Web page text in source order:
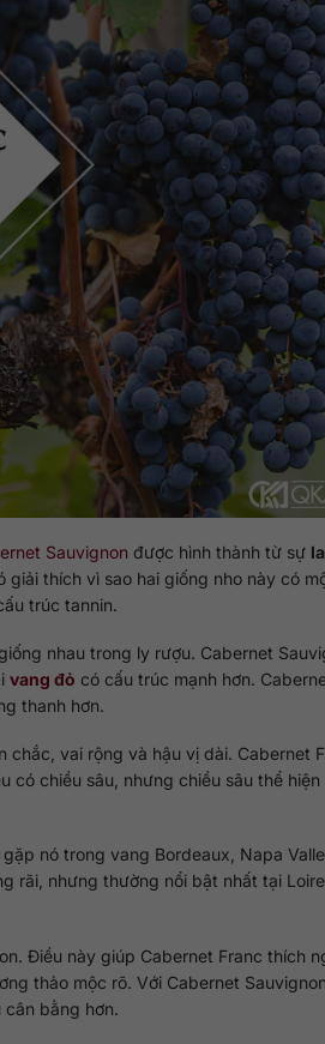
Sauvignon được hình thành từ sự
thích vì sao hai giống nho này có
trúc tannin.
nhau trong ly rượu. Cabernet
vang đỏ có cấu trúc mạnh hơn.
thanh hơn.
vai rộng và hậu vị dài. Cabernet
có chiều sâu, nhưng chiều sâu thể hiện
nó trong vang Bordeaux, Napa
rãi, nhưng thường nổi bật nhất tại Loire
Điều này giúp Cabernet Franc thích
thảo mộc rõ. Với Cabernet
bằng hơn.